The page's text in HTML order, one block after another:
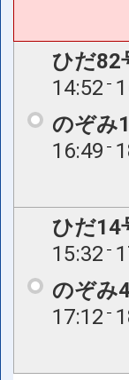
ひだ82
14:52
のぞみ
16:49
ひだ14
15:32
のぞみ
17:12